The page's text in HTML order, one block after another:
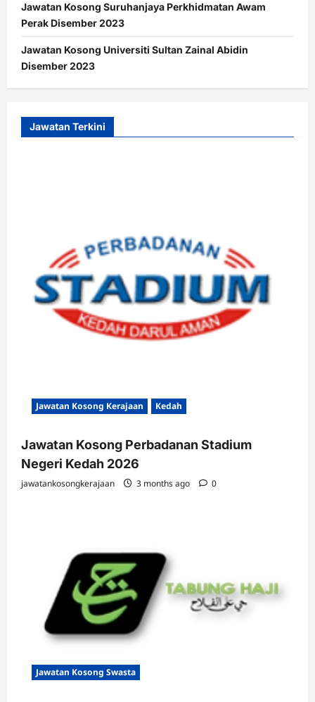
Jawatan Kosong Suruhanjaya Perkhidmatan Awam
Perak Disember 2023
Jawatan Kosong Universiti Sultan Zainal Abidin
Disember 2023
Jawatan Terkini
Jawatan Kosong Kerajaan Kedah
Jawatan Kosong Perbadanan Stadium
Negeri Kedah 2026
jawatankosongkerajaan 3 months ago 0
Jawatan Kosong Swasta